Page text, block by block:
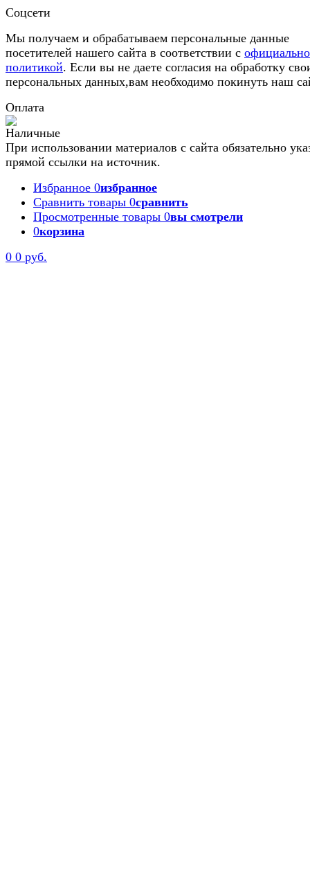
Соцсети
Мы получаем и обрабатываем персональные данные
посетителей нашего сайта в соответствии с
политикой. Если вы не даете согласия на обработку
персональных данных,вам необходимо покинуть наш
Оплата
При использовании материалов с сайта обязательно
прямой ссылки на источник.
Избранное 0избранное
Сравнить товары 0сравнить
Просмотренные товары 0вы смотрели
0корзина
0 0 руб.Задать вопрос